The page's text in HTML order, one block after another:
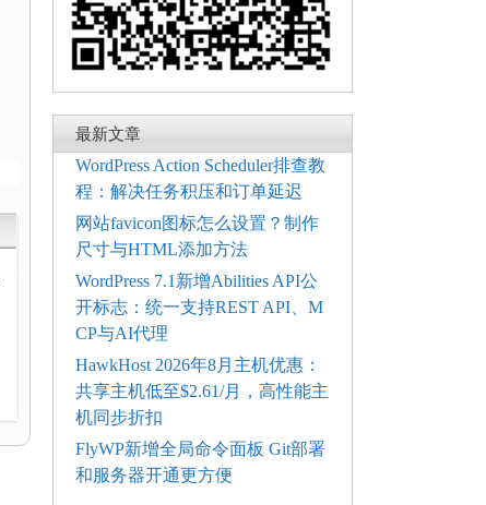
最新文章
WordPress Action Scheduler排查教
程：解决任务积压和订单延迟
网站favicon图标怎么设置？制作
尺寸与HTML添加方法
WordPress 7.1新增Abilities API公
开标志：统一支持REST API、M
CP与AI代理
HawkHost 2026年8月主机优惠：
共享主机低至$2.61/月，高性能主
机同步折扣
FlyWP新增全局命令面板 Git部署
和服务器开通更方便